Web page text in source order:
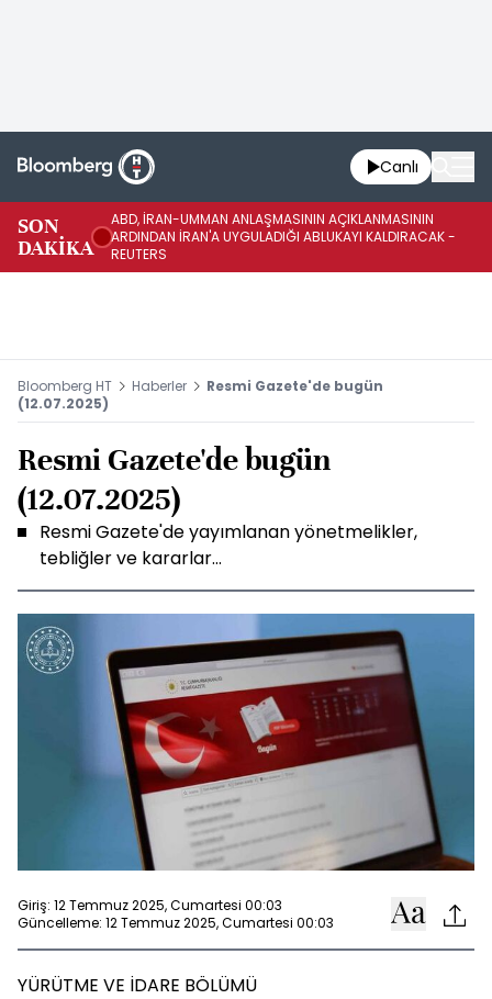
Canlı
SON
DAKİKA
ABD, İRAN-UMMAN ANLAŞMASININ AÇIKLANMASININ
ARDINDAN İRAN'A UYGULADIĞI ABLUKAYI KALDIRACAK -
REUTERS
Bloomberg HT Haberler
Resmi Gazete'de bugün
(12.07.2025)
Resmi Gazete'de bugün
(12.07.2025)
Resmi Gazete'de yayımlanan yönetmelikler,
tebliğler ve kararlar...
Giriş: 12 Temmuz 2025, Cumartesi 00:03
Güncelleme: 12 Temmuz 2025, Cumartesi 00:03
YÜRÜTME VE İDARE BÖLÜMÜ